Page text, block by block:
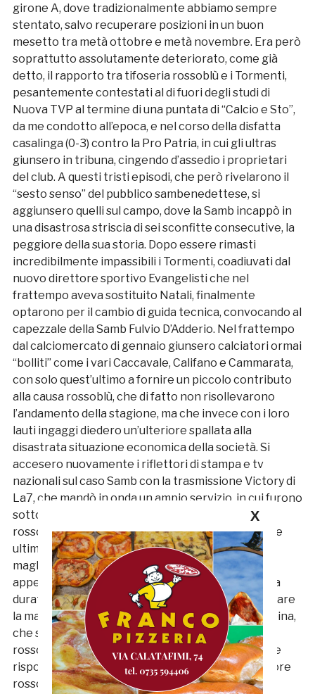
girone A, dove tradizionalmente abbiamo sempre
stentato, salvo recuperare posizioni in un buon
mesetto tra metà ottobre e metà novembre. Era però
soprattutto assolutamente deteriorato, come già
detto, il rapporto tra tifoseria rossoblù e i Tormenti,
pesantemente contestati al di fuori degli studi di
Nuova TVP al termine di una puntata di “Calcio e Sto”,
da me condotto all’epoca, e nel corso della disfatta
casalinga (0-3) contro la Pro Patria, in cui gli ultras
giunsero in tribuna, cingendo d’assedio i proprietari
del club. A questi tristi episodi, che però rivelarono il
“sesto senso” del pubblico sambenedettese, si
aggiunsero quelli sul campo, dove la Samb incappò in
una disastrosa striscia di sei sconfitte consecutive, la
peggiore della sua storia. Dopo essere rimasti
incredibilmente impassibili i Tormenti, coadiuvati dal
nuovo direttore sportivo Evangelisti che nel
frattempo aveva sostituito Natali, finalmente
optarono per il cambio di guida tecnica, convocando al
capezzale della Samb Fulvio D’Adderio. Nel frattempo
dal calciomercato di gennaio giunsero calciatori ormai
“bolliti” come i vari Caccavale, Califano e Cammarata,
con solo quest’ultimo a fornire un piccolo contributo
alla causa rossoblù, che di fatto non risollevarono
l’andamento della stagione, ma che invece con i loro
lauti ingaggi diedero un’ulteriore spallata alla
disastrata situazione economica della società. Si
accesero nuovamente i riflettori di stampa e tv
nazionali sul caso Samb con la trasmissione Victory di
La7, che mandò in onda un ampio servizio, in cui furono
sottolineate le disagiate condizioni dei calciatori
rossoblù, tra cui il giovane Ciro Sirignano, che nelle
ultime stagioni ci siamo ritrovati di fronte con le
maglie del Santarcangelo e della Vecomp Verona,
appena ripescata in C. Mister D’Adderio ebbe poca
durata, perché quando i Tormenti decisero di passare
la mano all’imprenditore edile cuprense Sergio Spina,
che sarebbe divenuto il successivo presidente
rossoblù, questi si rivolse a quel vecchio “guru” che
risponde al nome di Giorgio Rumignani, ex calciatore
rossoblù negli anni Sessanta ed artefice della
X